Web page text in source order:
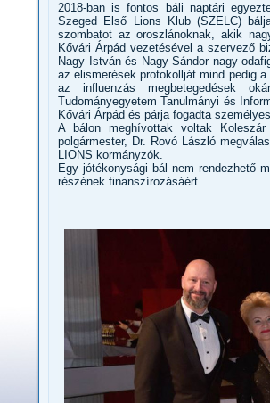
2018-ban is fontos báli naptári
Szeged Első Lions Klub (SZELC)
szombatot az oroszlánoknak, akik
Kővári Árpád vezetésével a szervező
Nagy István és Nagy Sándor nagy
az elismerések protokollját mind pedig
az influenzás megbetegedések
Tudományegyetem Tanulmányi és
Kővári Árpád és párja fogadta
A bálon meghívottak voltak
polgármester, Dr. Rovó László
LIONS kormányzók.
Egy jótékonysági bál nem rendezhető
részének finanszírozásáért.